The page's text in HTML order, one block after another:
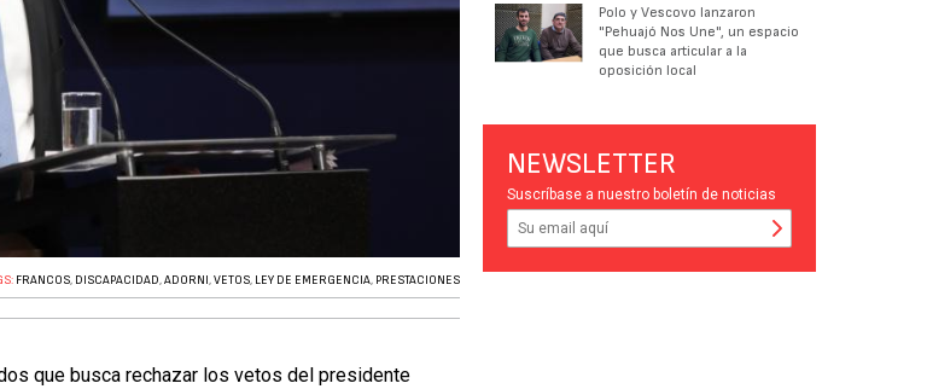
FRANCOS, DISCAPACIDAD,ADORNI,VETOS, LEY DE EMERGENCIA, PRESTACIONES
que busca rechazar los vetos del presidente
Polo y Vescovo lanzaron
"Pehuajó Nos Une", un espacio
que busca articular a la
oposición local
NEWSLETTER
Suscríbase a nuestro boletín de noticias